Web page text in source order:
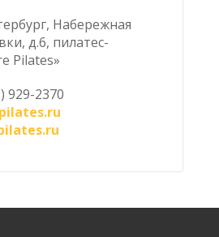
Набережная
д.6, пилатес-
Pilates»
929-2370